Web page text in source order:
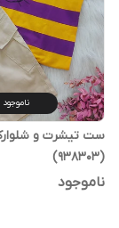
ناموجود
ست تیشرت و
(938303)
ناموجود